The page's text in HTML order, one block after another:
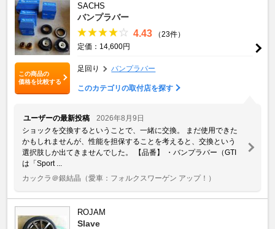
この商品の
価格を比較する
SACHS
バンプラバー
4.43
（23件）
定価：14,600円
足回り バンプラバー
このカテゴリの取付店を探す
ユーザーの最新投稿
2026年8月9日
ショックを交換するということで、一緒に交換。 まだ使用できた
かもしれませんが、性能を担保することを考えると、交換という
選択肢しか出てきませんでした。 【品番】 ・バンプラバー（GTI
は「Sport ...
カックラ＠銀結晶 （愛車：フォルクスワーゲン アップ！）
ROJAM
Slave